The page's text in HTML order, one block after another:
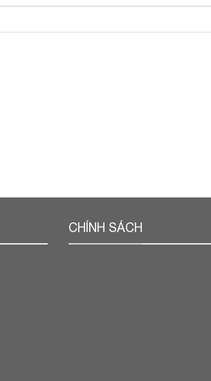
CHÍNH SÁCH